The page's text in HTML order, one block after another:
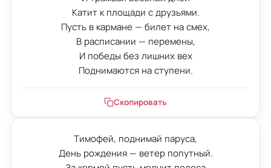
Катит к площади с друзьями.
Пусть в кармане — билет на смех,
В расписании — перемены,
И победы без лишних вех
Поднимаются на ступени.
Скопировать
Тимофей, поднимай паруса,
День рождения — ветер попутный.